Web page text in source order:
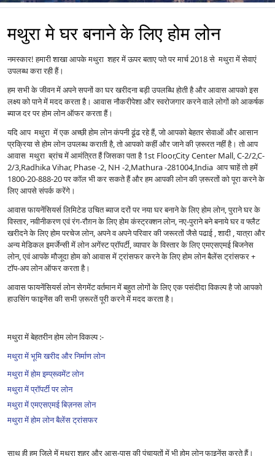
मथुरा मे घर बनाने के लिए होम लोन
नमस्कार! हमारी शाखा आपके मथुरा शहर में ऊपर बताए पते पर मार्च 2018 से मथुरा में सेवाएं
उपलब्ध करा रही हैं।
हम सभी के जीवन में अपने सपनों का घर खरीदना बड़ी उपलब्धि होती है और आवास आपको इस
लक्ष्य को पाने में मदद करता है। आवास नौकरीपेशा और स्वरोजगार करने वाले लोगों को आकर्षक
ब्याज दर पर होम लोन ऑफर करता हैं।
यदि आप मथुरा में एक अच्छी होम लोन कंपनी ढूंढ रहे हैं, जो आपको बेहतर सेवाओं और आसान
प्रक्रिया से होम लोन उपलब्ध कराती है, तो आपको कहीं और जाने की ज़रूरत नहीं है। तो आप
आवास मथुरा ब्रांच में आमंत्रित हैं जिसका पता है 1st Floor,City Center Mall, C-2/2,C-
2/3,Radhika Vihar, Phase -2, NH -2,Mathura -281004,India आप चाहें तो हमें
1800-20-888-20 पर कॉल भी कर सकते हैं और हम आपकी लोन की ज़रूरतों को पूरा करने के
लिए आपसे संपर्क करेंगे।
आवास फायनेंसियर्स लिमिटेड उचित ब्याज दरों पर नया घर बनाने के लिए होम लोन, पुराने घर के
विस्तार, नवीनीकरण एवं रंग-रौग़न के लिए होम कंस्ट्रक्शन लोन, नए-पुराने बने बनाये घर व फ्लैट
खरीदने के लिए होम परचेज लोन, अपने व अपने परिवार की जरूरतों जैसे पढाई , शादी , यात्रा और
अन्य मेडिकल इमर्जेन्सी में लोन अगेंस्ट प्रॉपर्टी, व्यापार के विस्तार के लिए एमएसएमई बिजनेस
लोन, एवं आपके मौजूदा होम को आवास में ट्रांसफर करने के लिए होम लोन बैलेंस ट्रांसफर +
टॉप-अप लोन ऑफर करता है।
आवास फायनेंसियर्स लोन सेगमेंट वर्तमान में बहुत लोगों के लिए एक पसंदीदा विकल्प है जो आपको
हाउसिंग फाइनेंस की सभी ज़रूरतें पूरी करने में मदद करता है।
मथुरा में बेहतरीन होम लोन विकल्प :-
मथुरा में भूमि खरीद और निर्माण लोन
मथुरा में होम इम्प्रूवमेंट लोन
मथुरा में प्रॉपर्टी पर लोन
मथुरा में एमएसएमई बिज़नस लोन
मथुरा में होम लोन बैलेंस ट्रांसफर
साथ ही हम ज़िले में मथुरा शहर और आस-पास की पंचायतों में भी होम लोन फाइनेंस करते हैं।